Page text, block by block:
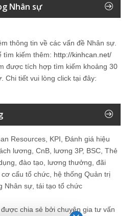
Nhân sự
thông tin về các vấn đề Nhân sự
tìm kiếm thêm: http://kinhcan.net/
được tích hợp tìm kiếm khoảng 30
. Chi tiết vui lòng click tại đây:
Resources, KPI, Đánh giá hiệu
lương, CnB, lương 3P, BSC, Thẻ
đào tạo, lương thưởng, đãi
cấu tổ chức, hệ thống Quản trị
Nhân sự, tái tạo tổ chức
chia sẻ bởi chuyên gia tư vấn